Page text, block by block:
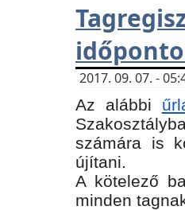
2017. 09. 07. -
Az alábbi
számára is
újítani.
​A kötelező
minden